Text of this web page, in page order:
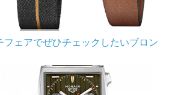
フェアでぜひチェックしたいブロン